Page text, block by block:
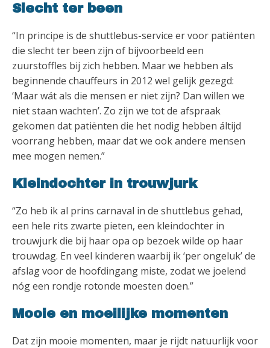
Slecht ter been
“In principe is de shuttlebus-service er voor patiënten
die slecht ter been zijn of bijvoorbeeld een
zuurstoffles bij zich hebben. Maar we hebben als
beginnende chauffeurs in 2012 wel gelijk gezegd:
‘Maar wát als die mensen er niet zijn? Dan willen we
niet staan wachten’. Zo zijn we tot de afspraak
gekomen dat patiënten die het nodig hebben áltijd
voorrang hebben, maar dat we ook andere mensen
mee mogen nemen.”
Kleindochter in trouwjurk
“Zo heb ik al prins carnaval in de shuttlebus gehad,
een hele rits zwarte pieten, een kleindochter in
trouwjurk die bij haar opa op bezoek wilde op haar
trouwdag. En veel kinderen waarbij ik ‘per ongeluk’ de
afslag voor de hoofdingang miste, zodat we joelend
nóg een rondje rotonde moesten doen.”
Mooie en moeilijke momenten
Dat zijn mooie momenten, maar je rijdt natuurlijk voor